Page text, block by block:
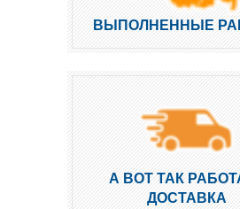
ВЫПОЛНЕННЫЕ
А ВОТ ТАК
ДОСТАВКА